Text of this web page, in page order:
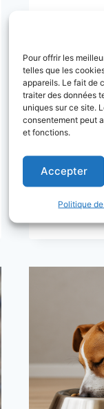
Pour offrir les
telles que les
appareils. Le fait de
traiter des données
uniques sur ce site.
consentement peut
et fonctions.
Accepter
Politique
pèse 5 à
un loup.
comme
décide
pour
LIRE LA